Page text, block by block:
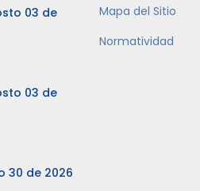
03 de
03 de
30 de 2026
Mapa del Sitio
Normatividad